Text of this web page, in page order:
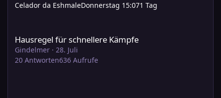
Celador da EshmaleDonnerstag 15:071 Tag
Hausregel für schnellere Kämpfe
Gindelmer · 28. Juli
20 Antworten636 Aufrufe